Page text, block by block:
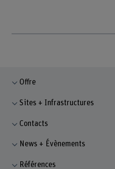
Offre
Sites + Infrastructures
Contacts
News + Évènements
Références